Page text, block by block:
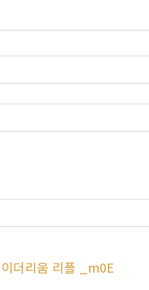
더리움 리플 _m0E